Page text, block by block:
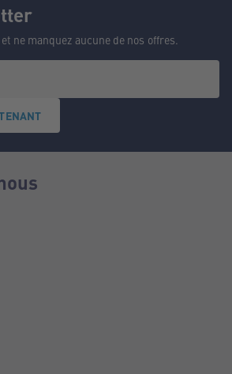
ne manquez aucune de nos offres.